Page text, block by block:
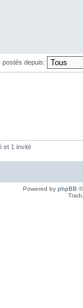
postés depuis:
et 1 invité
Powered by phpBB